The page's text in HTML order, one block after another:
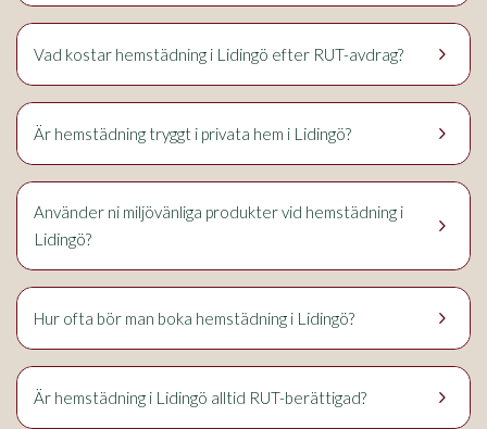
keyboard_arrow_right
Vad kostar hemstädning i Lidingö efter RUT-avdrag?
keyboard_arrow_right
Är hemstädning tryggt i privata hem i Lidingö?
keyboard_arrow_right
Använder ni miljövänliga produkter vid hemstädning i
Lidingö?
keyboard_arrow_right
Hur ofta bör man boka hemstädning i Lidingö?
keyboard_arrow_right
Är hemstädning i Lidingö alltid RUT-berättigad?